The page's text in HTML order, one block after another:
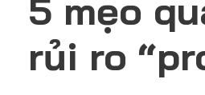
5 mẹo
rủi ro